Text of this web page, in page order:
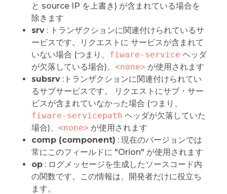
と source IP を上書き) が含まれている場合を
除きます
srv: トランザクションに関連付けられているサ
ービスです。リクエストに サービスが含まれて
いない場合 (つまり、 fiware-service ヘッダ
が欠落している場合)、 <none> が使用されます
subsrv:トランザクションに関連付けられてい
るサブサービスです。 リクエストにサブ・サー
ビスが含まれていなかった場合 (つまり、
fiware-servicepath ヘッダが欠落していた
場合)、 <none> が使用されます
comp (component) : 現在のバージョンでは
常にこのフィールドに "Orion" が使用されます
op: ログメッセージを生成したソースコード内
の関数です。この情報は、開発者だけに役立ち
ます。